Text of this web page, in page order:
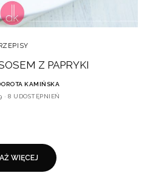
Z PAPRYKI
KAMIŃSKA
8 UDOSTĘPNIEŃ
WIĘCEJ